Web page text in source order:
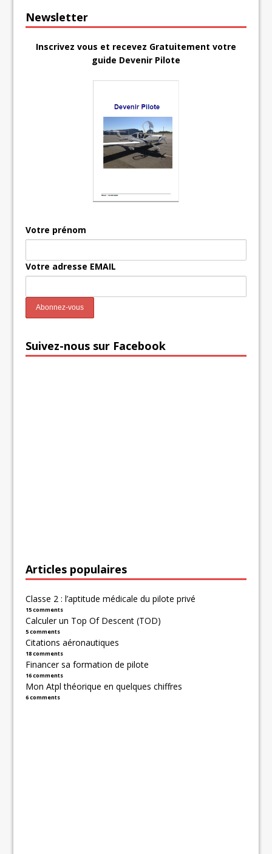
Newsletter
Inscrivez vous et recevez Gratuitement votre
guide Devenir Pilote
Votre prénom
Votre adresse EMAIL
Suivez-nous sur Facebook
Articles populaires
Classe 2 : l’aptitude médicale du pilote privé
15 comments
Calculer un Top Of Descent (TOD)
5 comments
Citations aéronautiques
18 comments
Financer sa formation de pilote
16 comments
Mon Atpl théorique en quelques chiffres
6 comments